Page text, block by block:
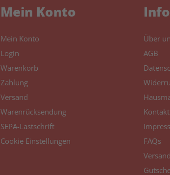
Mein Konto
Mein Konto
Login
Warenkorb
Zahlung
Versand
Warenrücksendung
SEPA-Lastschrift
Cookie Einstellungen
Über
AGB
Kontakt
FAQs